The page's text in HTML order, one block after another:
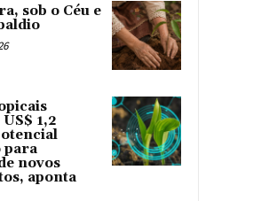
sob o Céu e
1,2
para
novos
aponta